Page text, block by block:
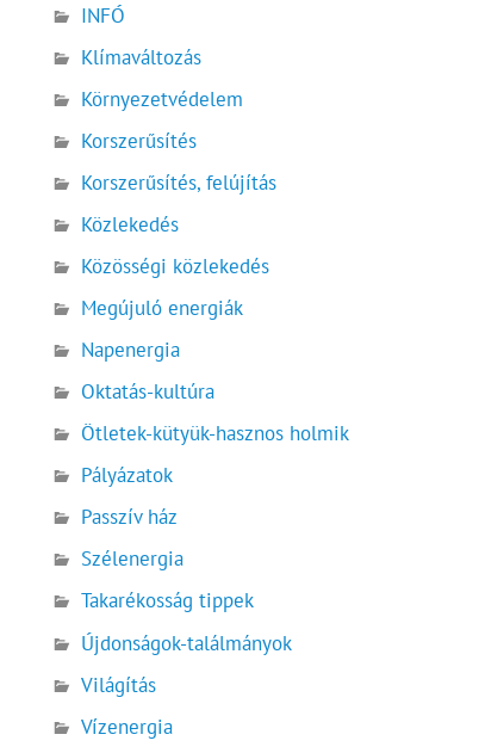
INFÓ
Klímaváltozás
Környezetvédelem
Korszerűsítés
Korszerűsítés, felújítás
Közlekedés
Közösségi közlekedés
Megújuló energiák
Napenergia
Oktatás-kultúra
Ötletek-kütyük-hasznos holmik
Pályázatok
Passzív ház
Szélenergia
Takarékosság tippek
Újdonságok-találmányok
Világítás
Vízenergia